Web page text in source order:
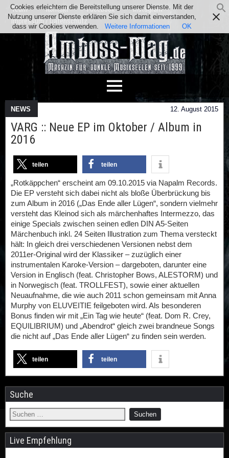
Team Kontakt Facebook
Instagram
Impressum / Datenschutz
NEWS 12. August 2015
VARG :: Neue EP im Oktober / Album in
2016
teilen teilen
„Rotkäppchen“ erscheint am 09.10.2015 via Napalm Records.
Die EP versteht sich dabei nicht als bloße Überbrückung bis
zum Album in 2016 („Das Ende aller Lügen“, sondern vielmehr
versteht das Kleinod sich als märchenhaftes Intermezzo, das
einige Specials zwischen seinen edlen DIN A5-Seiten
Märchenbuch inkl. 24 Seiten Illustration zum Thema versteckt
hält: In gleich drei verschiedenen Versionen nebst dem
2011er-Original wird der Klassiker – zuzüglich einer
instrumentalen Karoke-Version – dargeboten, darunter eine
Version in Englisch (feat. Christopher Bows, ALESTORM) und
in Norwegisch (feat. TROLLFEST), sowie einer aktuellen
Neuaufnahme, die wie auch 2011 schon gemeinsam mit Anna
Murphy von ELUVEITIE feilgeboten wird. Als besonderen
Bonus finden wir mit „Ein Tag wie heute“ (feat. Dom R. Crey,
EQUILIBRIUM) und „Abendrot“ gleich zwei brandneue Songs
die nicht auf „Das Ende aller Lügen“ zu finden sein werden.
teilen teilen
Suche
Live Empfehlung
Cookies erleichtern die Bereitstellung unserer Dienste. Mit der
Nutzung unserer Dienste erklären Sie sich damit einverstanden,
dass wir Cookies verwenden.
Weitere Informationen OK